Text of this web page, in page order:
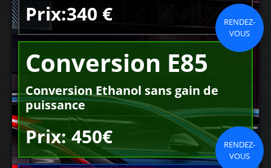
Prix:340 €
RENDEZ-
VOUS
Conversion E85
Conversion Ethanol sans gain de
puissance
Prix: 450€
RENDEZ-
VOUS